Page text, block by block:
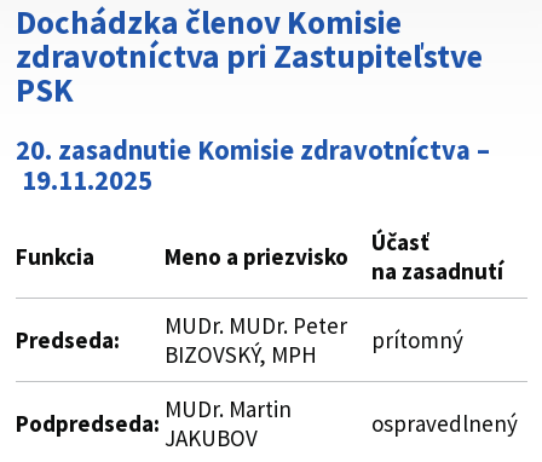
Dochádzka členov Komisie
zdravotníctva pri Zastupiteľstve
PSK
Funkcia Meno a priezvisko
Účasť
na zasadnutí
Predseda:
MUDr. MUDr. Peter
BIZOVSKÝ, MPH
prítomný
Podpredseda: MUDr. Martin
JAKUBOV
ospravedlnený
20. zasadnutie Komisie zdravotníctva –
19.11.2025